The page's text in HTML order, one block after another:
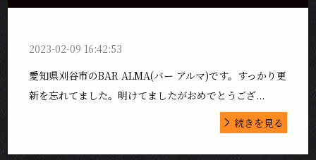
2023-02-09 16:42:53
愛知県刈谷市のBAR ALMA(バー アルマ)です。すっかり更
新を忘れてました。明けてましたがおめでとうござ...
続きを見る